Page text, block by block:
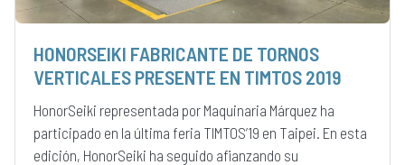
HONORSEIKI FABRICANTE DE TORNOS
VERTICALES PRESENTE EN TIMTOS 2019
HonorSeiki representada por Maquinaria Márquez ha
participado en la última feria TIMTOS’19 en Taipei. En esta
edición, HonorSeiki ha seguido afianzando su